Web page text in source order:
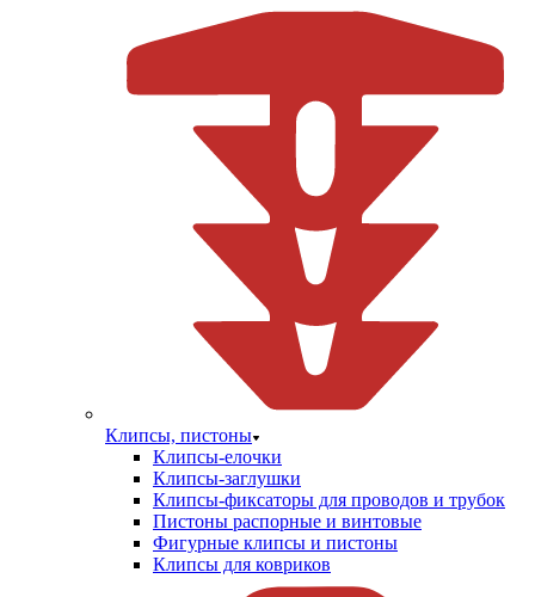
Клипсы, пистоны
Клипсы-елочки
Клипсы-заглушки
Клипсы-фиксаторы для проводов и трубок
Пистоны распорные и винтовые
Фигурные клипсы и пистоны
Клипсы для ковриков